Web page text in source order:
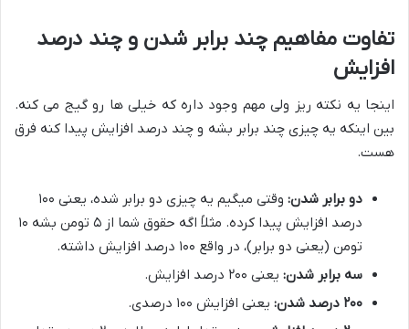
تفاوت مفاهیم چند برابر شدن و چند درصد
افزایش
اینجا یه نکته ریز ولی مهم وجود داره که خیلی ها رو گیج می کنه.
بین اینکه یه چیزی چند برابر بشه و چند درصد افزایش پیدا کنه فرق
هست.
دو برابر شدن:
وقتی میگیم یه چیزی دو برابر شده، یعنی ۱۰۰
درصد افزایش پیدا کرده. مثلاً اگه حقوق شما از ۵ تومن بشه ۱۰
تومن (یعنی دو برابر)، در واقع ۱۰۰ درصد افزایش داشته.
سه برابر شدن: یعنی ۲۰۰ درصد افزایش.
۲۰۰ درصد شدن:
یعنی افزایش ۱۰۰ درصدی.